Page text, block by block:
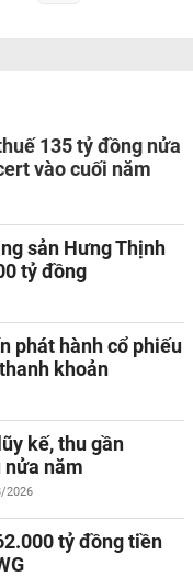
135 tỷ đồng nửa
vào cuối năm
sản Hưng Thịnh
tỷ đồng
phát hành cổ phiếu
khoản
kế, thu gần
nửa năm
2026
tỷ đồng tiền